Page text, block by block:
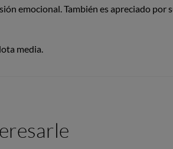
emocional. También es apreciado por
media.